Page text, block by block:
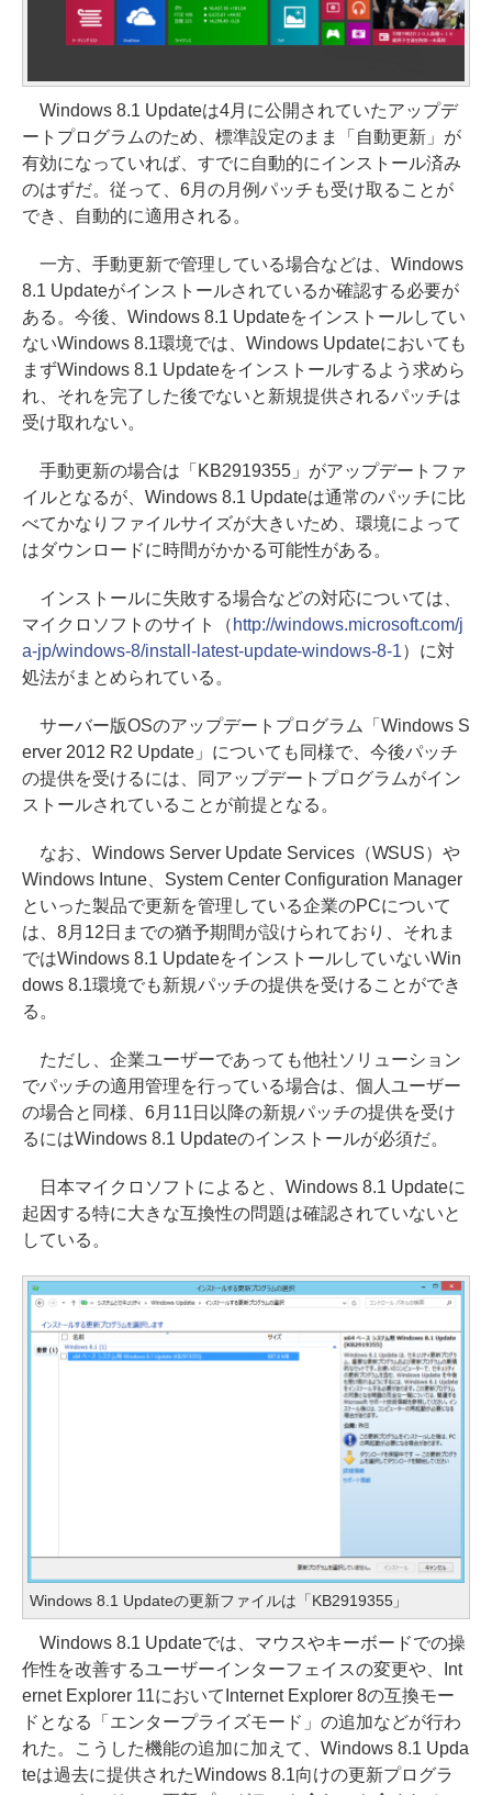
Windows 8.1 Updateは4月に公開されていたアップデ
ートプログラムのため、標準設定のまま「自動更新」が
有効になっていれば、すでに自動的にインストール済み
のはずだ。従って、6月の月例パッチも受け取ることが
でき、自動的に適用される。
一方、手動更新で管理している場合などは、Windows
8.1 Updateがインストールされているか確認する必要が
ある。今後、Windows 8.1 Updateをインストールしてい
ないWindows 8.1環境では、Windows Updateにおいても
まずWindows 8.1 Updateをインストールするよう求めら
れ、それを完了した後でないと新規提供されるパッチは
受け取れない。
手動更新の場合は「KB2919355」がアップデートファ
イルとなるが、Windows 8.1 Updateは通常のパッチに比
べてかなりファイルサイズが大きいため、環境によって
はダウンロードに時間がかかる可能性がある。
インストールに失敗する場合などの対応については、
マイクロソフトのサイト（ http://windows.microsoft.com/j
a-jp/windows-8/install-latest-update-windows-8-1）に対
処法がまとめられている。
サーバー版OSのアップデートプログラム「Windows S
erver 2012 R2 Update」についても同様で、今後パッチ
の提供を受けるには、同アップデートプログラムがイン
ストールされていることが前提となる。
なお、Windows Server Update Services（WSUS）や
Windows Intune、System Center Configuration Manager
といった製品で更新を管理している企業のPCについて
は、8月12日までの猶予期間が設けられており、それま
ではWindows 8.1 UpdateをインストールしていないWin
dows 8.1環境でも新規パッチの提供を受けることができ
る。
ただし、企業ユーザーであっても他社ソリューション
でパッチの適用管理を行っている場合は、個人ユーザー
の場合と同様、6月11日以降の新規パッチの提供を受け
るにはWindows 8.1 Updateのインストールが必須だ。
日本マイクロソフトによると、Windows 8.1 Updateに
起因する特に大きな互換性の問題は確認されていないと
している。
Windows 8.1 Updateの更新ファイルは「KB2919355」
Windows 8.1 Updateでは、マウスやキーボードでの操
作性を改善するユーザーインターフェイスの変更や、Int
ernet Explorer 11においてInternet Explorer 8の互換モー
ドとなる「エンタープライズモード」の追加などが行わ
れた。こうした機能の追加に加えて、Windows 8.1 Upda
teは過去に提供されたWindows 8.1向けの更新プログラ